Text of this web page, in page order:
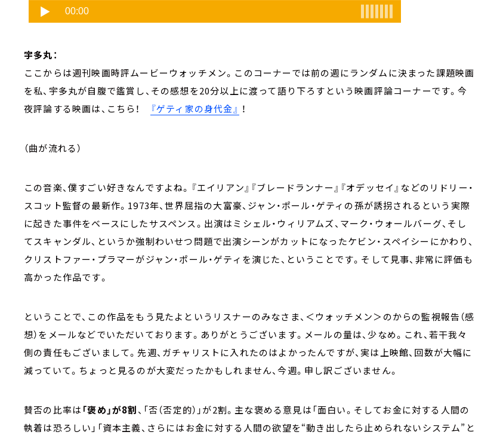
宇多丸：
ここからは週刊映画時評ムービーウォッチメン。このコーナーでは前の週にランダムに決まった課題映画
を私、宇多丸が自腹で鑑賞し、その感想を20分以上に渡って語り下ろすという映画評論コーナーです。今
夜評論する映画は、こちら！
『ゲティ家の身代金』 ！
（曲が流れる）
この音楽、僕すごい好きなんですよね。『エイリアン』『ブレードランナー』『オデッセイ』などのリドリー・
スコット監督の最新作。1973年、世界屈指の大富豪、ジャン・ポール・ゲティの孫が誘拐されるという実際
に起きた事件をベースにしたサスペンス。出演はミシェル・ウィリアムズ、マーク・ウォールバーグ、そし
てスキャンダル、というか強制わいせつ問題で出演シーンがカットになったケビン・スペイシーにかわり、
クリストファー・プラマーがジャン・ポール・ゲティを演じた、ということです。そして見事、非常に評価も
高かった作品です。
ということで、この作品をもう見たよというリスナーのみなさま、＜ウォッチメン＞のからの監視報告（感
想）をメールなどでいただいております。ありがとうございます。メールの量は、少なめ。これ、若干我々
側の責任もございまして。先週、ガチャリストに入れたのはよかったんですが、実は上映館、回数が大幅に
減っていて。ちょっと見るのが大変だったかもしれません、今週。申し訳ございません。
賛否の比率は 「褒め」が8割、「否（否定的）」が2割。主な褒める意見は「面白い。そしてお金に対する人間の
執着は恐ろしい」「資本主義、さらにはお金に対する人間の欲望を“動き出したら止められないシステム”と